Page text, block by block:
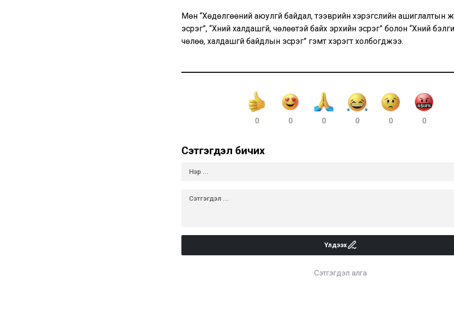
Мөн “Хөдөлгөөний аюулгүй байдал, тээврийн хэрэгслийн ашиглалтын
эсрэг”, “Хүний халдашгүй, чөлөөтэй байх эрхийн эсрэг” болон “Хүний
чөлөө, халдашгүй байдлын эсрэг” гэмт хэрэгт холбогджээ.
0 0 0 0 0 0
Сэтгэгдэл бичих
Үлдээх
Сэтгэгдэл алга